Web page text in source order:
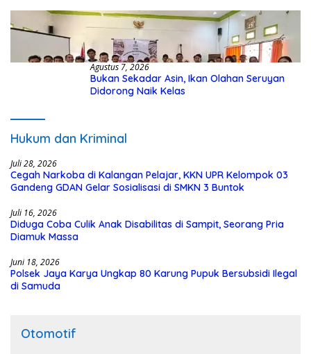
Agustus 7, 2026
Bukan Sekadar Asin, Ikan Olahan Seruyan
Didorong Naik Kelas
Hukum dan Kriminal
Juli 28, 2026
Cegah Narkoba di Kalangan Pelajar, KKN UPR Kelompok 03
Gandeng GDAN Gelar Sosialisasi di SMKN 3 Buntok
Juli 16, 2026
Diduga Coba Culik Anak Disabilitas di Sampit, Seorang Pria
Diamuk Massa
Juni 18, 2026
Polsek Jaya Karya Ungkap 80 Karung Pupuk Bersubsidi Ilegal
di Samuda
Otomotif